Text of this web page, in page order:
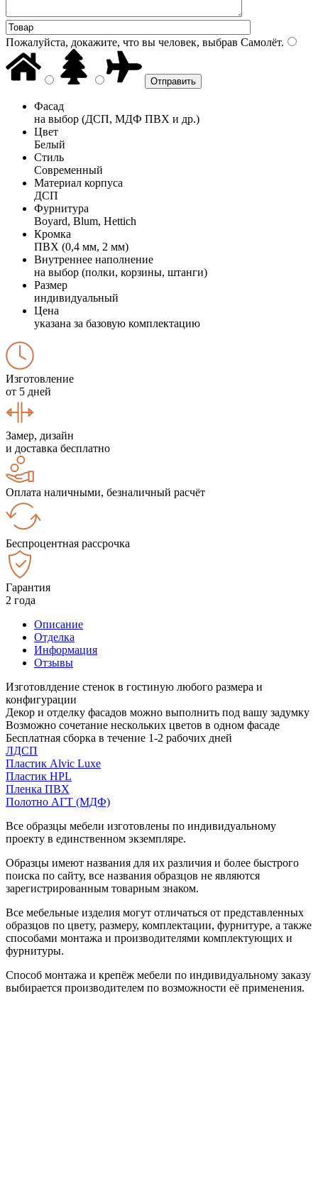
Пожалуйста, докажите, что вы человек, выбрав Самолёт.
Фасад
на выбор (ДСП, МДФ ПВХ и др.)
Цвет
Белый
Стиль
Современный
Материал корпуса
ДСП
Фурнитура
Boyard, Blum, Hettich
Кромка
ПВХ (0,4 мм, 2 мм)
Внутреннее наполнение
на выбор (полки, корзины, штанги)
Размер
индивидуальный
Цена
указана за базовую комплектацию
Изготовление
от 5 дней
Замер, дизайн
и доставка бесплатно
Оплата наличными, безналичный расчёт
Беспроцентная рассрочка
Гарантия
2 года
Описание
Отделка
Информация
Отзывы
Изготовлдение стенок в гостиную любого размера и
конфигурации
Декор и отделку фасадов можно выполнить под вашу задумку
Возможно сочетание нескольких цветов в одном фасаде
Бесплатная сборка в течение 1-2 рабочих дней
ЛДСП
Пластик Alvic Luxe
Пластик HPL
Пленка ПВХ
Полотно АГТ (МДФ)
Все образцы мебели изготовлены по индивидуальному
проекту в единственном экземпляре.
Образцы имеют названия для их различия и более быстрого
поиска по сайту, все названия образцов не являются
зарегистрированным товарным знаком.
Все мебельные изделия могут отличаться от представленных
образцов по цвету, размеру, комплектации, фурнитуре, а также
способами монтажа и производителями комплектующих и
фурнитуры.
Способ монтажа и крепёж мебели по индивидуальному заказу
выбирается производителем по возможности её применения.